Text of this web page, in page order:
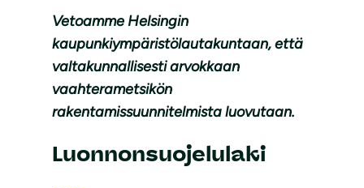
Vetoamme Helsingin
kaupunkiympäristölautakuntaan, että
valtakunnallisesti arvokkaan
vaahterametsikön
rakentamissuunnitelmista luovutaan.
Luonnonsuojelulaki